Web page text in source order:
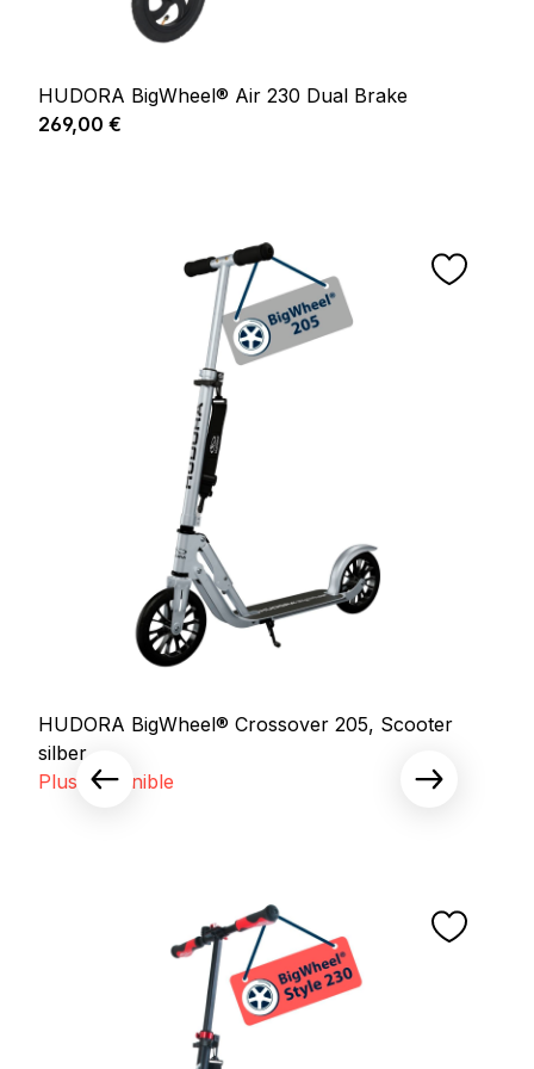
HUDORA BigWheel® Air 230 Dual Brake
Prix régulier :
269,00 €
HUDORA BigWheel® Crossover 205, Scooter
silber
Plus disponible